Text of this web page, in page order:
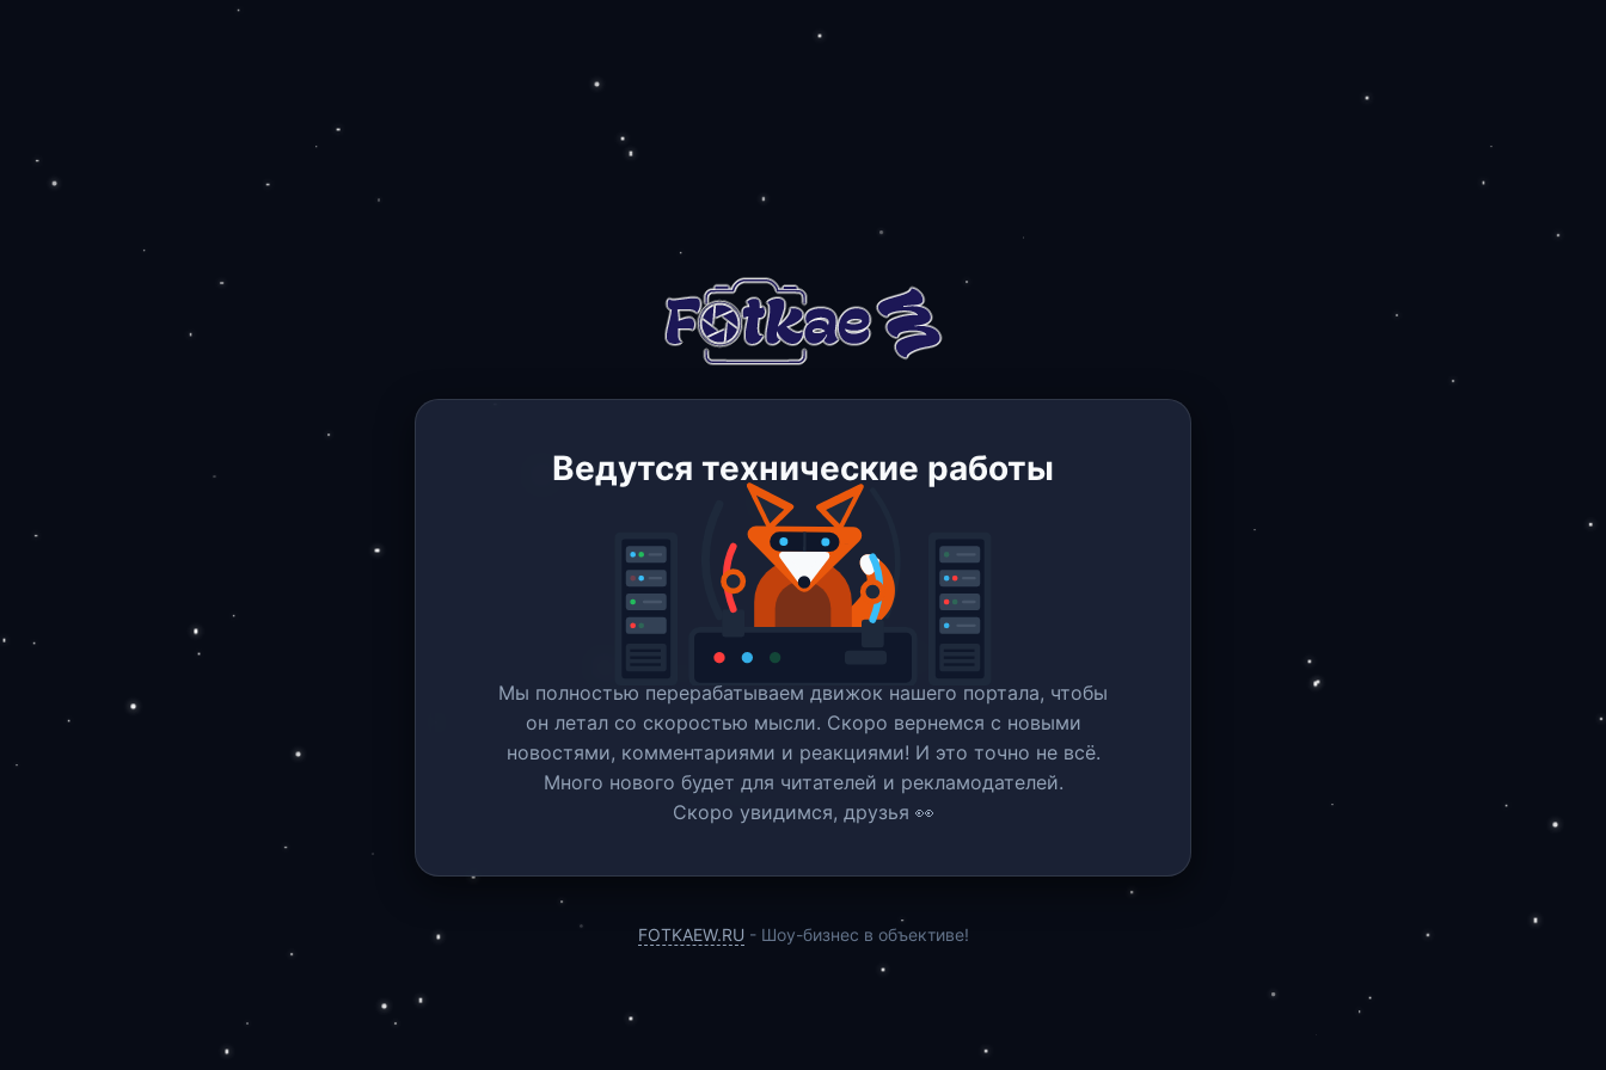
Ведутся технические работы
Мы полностью перерабатываем движок нашего портала, чтобы
он летал со скоростью мысли. Скоро вернемся c новыми
новостями, комментариями и реакциями! И это точно не всё.
Много нового будет для читателей и рекламодателей.
Скоро увидимся, друзья 👀
FOTKAEW.RU - Шоу-бизнес в объективе!